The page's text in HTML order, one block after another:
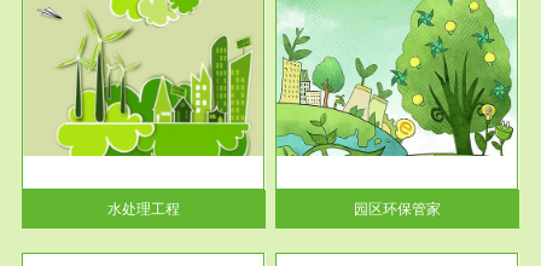
水处理工程
服务范围
园区环保管家
2016 年 4 月，环保部下发《关
于积极发挥环境保护作用促进供
给侧结...
园区环保管家